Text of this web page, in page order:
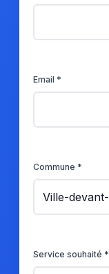
Email *
Commune *
Service souhaité *